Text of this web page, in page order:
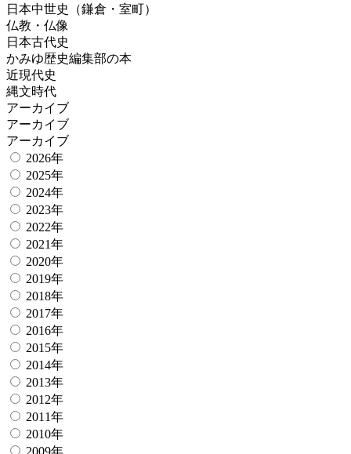
日本中世史（鎌倉・室町）
仏教・仏像
日本古代史
かみゆ歴史編集部の本
近現代史
縄文時代
アーカイブ
アーカイブ
アーカイブ
2026年
2025年
2024年
2023年
2022年
2021年
2020年
2019年
2018年
2017年
2016年
2015年
2014年
2013年
2012年
2011年
2010年
2009年